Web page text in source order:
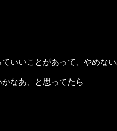
いいことがあって、やめな
なあ、と思ってたら